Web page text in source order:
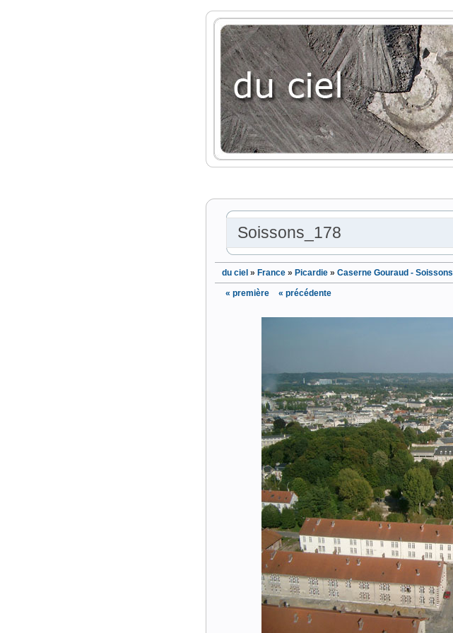
Soissons_178
du ciel » France » Picardie » Caserne Gouraud - Soissons
« première « précédente